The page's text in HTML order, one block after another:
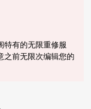
特有的无限重修服
之前无限次编辑您的